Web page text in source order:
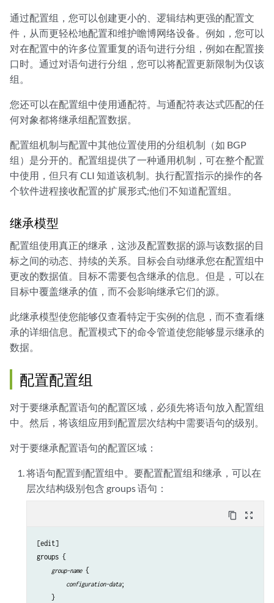
通过配置组，您可以创建更小的、逻辑结构更强的配置文
件，从而更轻松地配置和维护瞻博网络设备。例如，您可以
对在配置中的许多位置重复的语句进行分组，例如在配置接
口时。通过对语句进行分组，您可以将配置更新限制为仅该
组。
您还可以在配置组中使用通配符。与通配符表达式匹配的任
何对象都将继承组配置数据。
配置组机制与配置中其他位置使用的分组机制（如 BGP
组）是分开的。配置组提供了一种通用机制，可在整个配置
中使用，但只有 CLI 知道该机制。执行配置指示的操作的各
个软件进程接收配置的扩展形式;他们不知道配置组。
继承模型
配置组使用真正的继承，这涉及配置数据的源与该数据的目
标之间的动态、持续的关系。目标会自动继承您在配置组中
更改的数据值。目标不需要包含继承的信息。但是，可以在
目标中覆盖继承的值，而不会影响继承它们的源。
此继承模型使您能够仅查看特定于实例的信息，而不查看继
承的详细信息。配置模式下的命令管道使您能够显示继承的
数据。
配置配置组
对于要继承配置语句的配置区域，必须先将语句放入配置组
中。然后，将该组应用到配置层次结构中需要语句的级别。
对于要继承配置语句的配置区域：
将语句配置到配置组中。要配置配置组和继承，可以在
层次结构级别包含 groups 语句：
content_copy zoom_out_map
[edit]
groups {
group-name {
configuration-data;
    }